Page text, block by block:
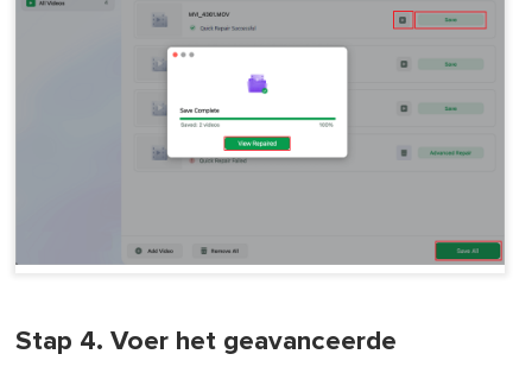
Stap 4. Voer het geavanceerde